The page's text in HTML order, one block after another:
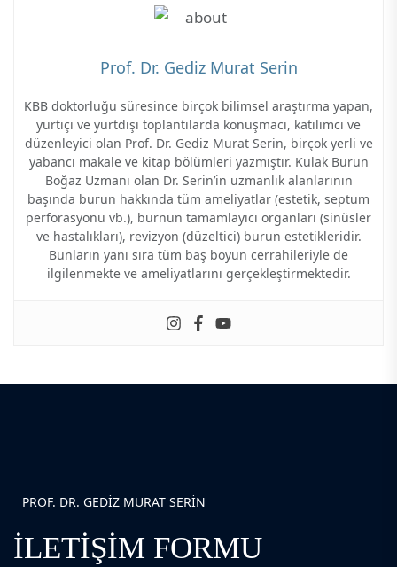
Prof. Dr. Gediz Murat Serin
KBB doktorluğu süresince birçok bilimsel araştırma yapan,
yurtiçi ve yurtdışı toplantılarda konuşmacı, katılımcı ve
düzenleyici olan Prof. Dr. Gediz Murat Serin, birçok yerli ve
yabancı makale ve kitap bölümleri yazmıştır. Kulak Burun
Boğaz Uzmanı olan Dr. Serin’in uzmanlık alanlarının
başında burun hakkında tüm ameliyatlar (estetik, septum
perforasyonu vb.), burnun tamamlayıcı organları (sinüsler
ve hastalıkları), revizyon (düzeltici) burun estetikleridir.
Bunların yanı sıra tüm baş boyun cerrahileriyle de
ilgilenmekte ve ameliyatlarını gerçekleştirmektedir.
PROF. DR. GEDIZ MURAT SERIN
İLETIŞIM FORMU